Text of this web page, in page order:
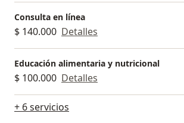
Consulta en línea
$ 140.000 Detalles
Educación alimentaria y nutricional
$ 100.000 Detalles
+ 6 servicios